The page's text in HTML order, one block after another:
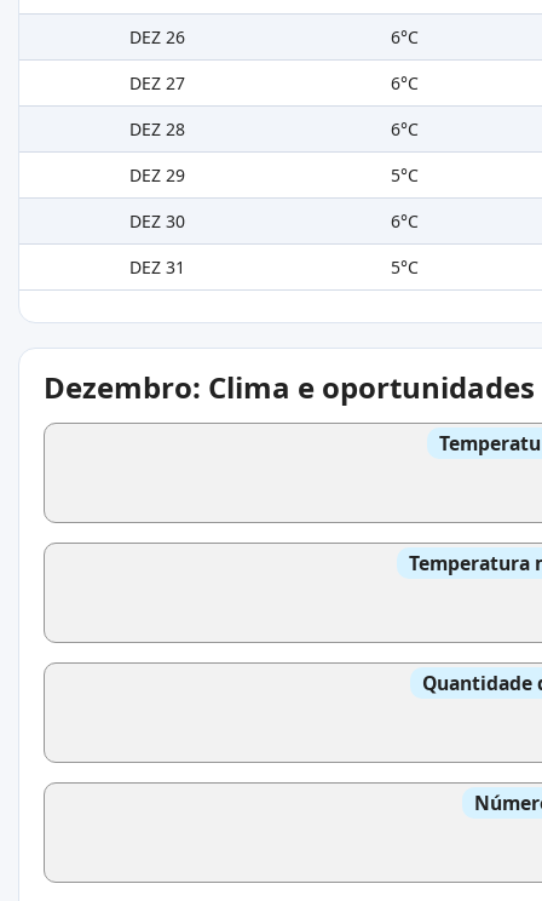
DEZ 26
6°C
DEZ 27
6°C
DEZ 28
6°C
DEZ 29
5°C
DEZ 30
6°C
DEZ 31
5°C
Dezembro: Clima e
Temperatura
Quantidade